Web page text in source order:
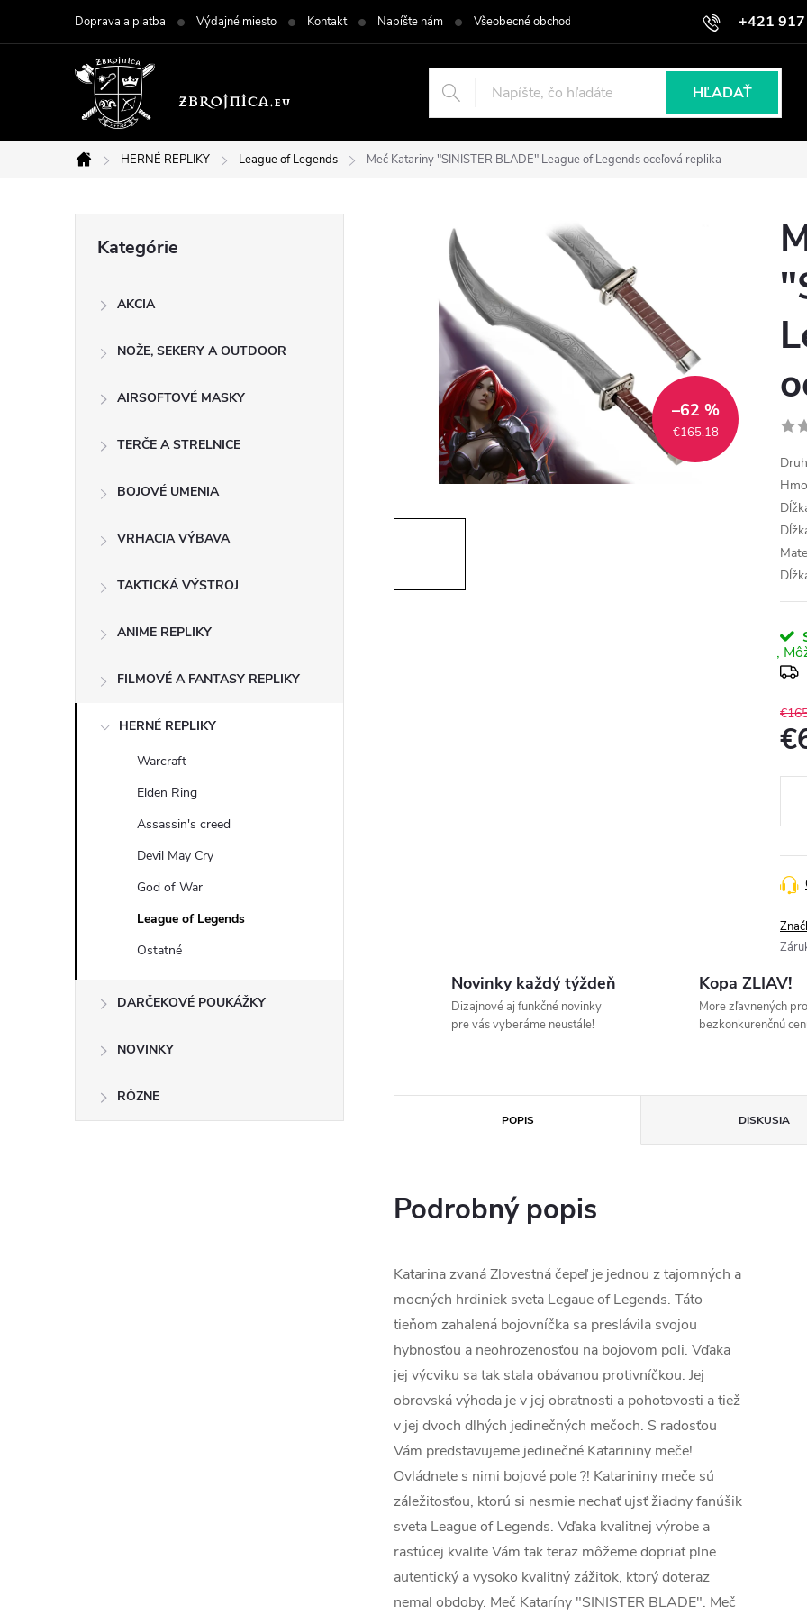
+421
Doprava a platba Výdajné miesto Kontakt Napíšte nám Všeobecné obchodné podmienky Podmienky ochrany
HĽADAŤ
Domov
HERNÉ REPLIKY League of Legends Meč Katariny "SINISTER BLADE" League of Legends oceľová replika
kategórie
Kategórie
AKCIA
NOŽE, SEKERY A OUTDOOR
AIRSOFTOVÉ MASKY
TERČE A STRELNICE
BOJOVÉ UMENIA
VRHACIA VÝBAVA
TAKTICKÁ VÝSTROJ
ANIME REPLIKY
FILMOVÉ A FANTASY REPLIKY
HERNÉ REPLIKY
Warcraft
Elden Ring
Assassin's creed
Devil May Cry
God of War
League of Legends
Ostatné
DARČEKOVÉ POUKÁŽKY
NOVINKY
RÔZNE
€165,18
–62 %
Novinky každý týždeň
Dizajnové aj funkčné novinky
pre vás vyberáme neustále!
Kopa ZLIAV!
More zľavnených
bezkonkurenčnú
POPIS DISKUSIA
Podrobný popis
Katarina zvaná Zlovestná čepeľ je jednou z tajomných a
mocných hrdiniek sveta Legaue of Legends. Táto
tieňom zahalená bojovníčka sa preslávila svojou
hybnosťou a neohrozenosťou na bojovom poli. Vďaka
jej výcviku sa tak stala obávanou protivníčkou. Jej
obrovská výhoda je v jej obratnosti a pohotovosti a tiež
v jej dvoch dlhých jedinečných mečoch. S radosťou
Vám predstavujeme jedinečné Katarininy meče!
Ovládnete s nimi bojové pole ?! Katarininy meče sú
záležitosťou, ktorú si nesmie nechať ujsť žiadny fanúšik
sveta League of Legends. Vďaka kvalitnej výrobe a
rastúcej kvalite Vám tak teraz môžeme dopriať plne
autentický a vysoko kvalitný zážitok, ktorý doteraz
nemal obdoby. Meč Kataríny "SINISTER BLADE". Meč